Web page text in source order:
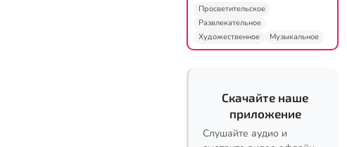
Просветительское
Развлекательное
Художественное
Музыкальное
Скачайте наше
приложение
Слушайте аудио и